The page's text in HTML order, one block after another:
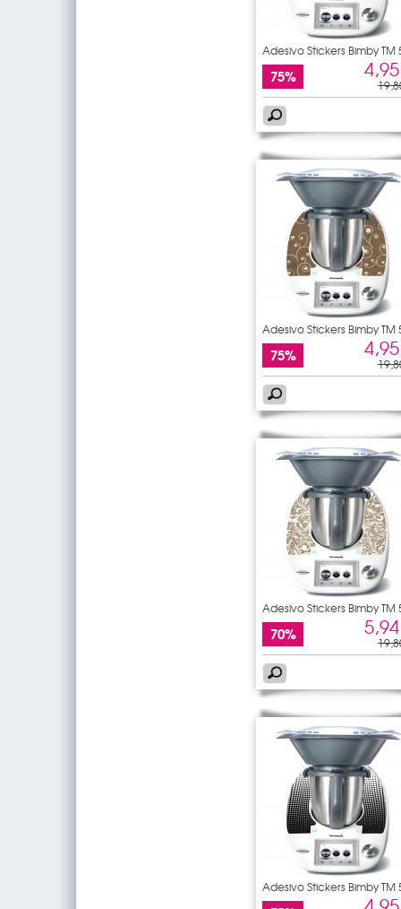
Adesivo Stickers Bimby TM
75%
Adesivo Stickers Bimby TM
75%
Adesivo Stickers Bimby TM
70%
Adesivo Stickers Bimby TM